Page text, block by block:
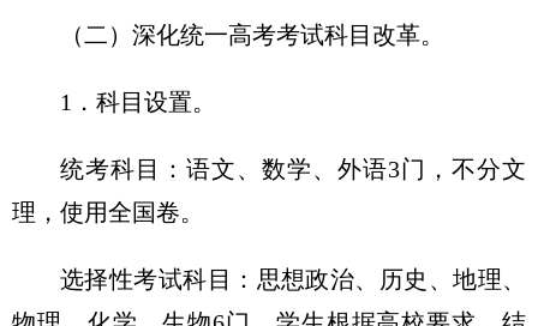
（二）深化统一高考考试科目改革。
1．科目设置。
统考科目：语文、数学、外语3门，不分文
理，使用全国卷。
选择性考试科目：思想政治、历史、地理、